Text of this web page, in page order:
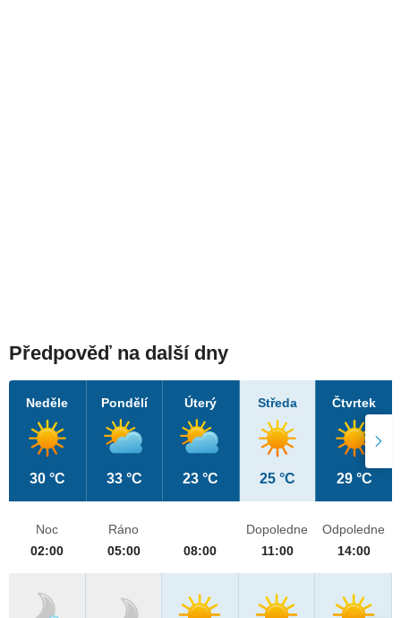
Předpověď na další dny
Neděle
30 °C
Pondělí
33 °C
Úterý
23 °C
Středa
25 °C
Čtvrtek
29 °C
Noc
02:00
Ráno
05:00
08:00
Dopoledne
11:00
Odpoledne
14:00